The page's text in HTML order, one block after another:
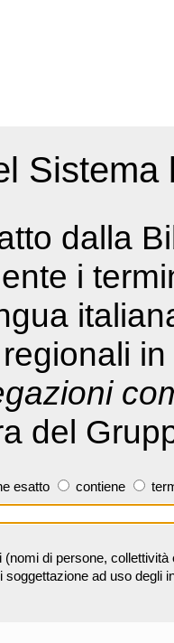
dalla
i
del
esatto contiene
di persone,
soggettazione ad uso degli